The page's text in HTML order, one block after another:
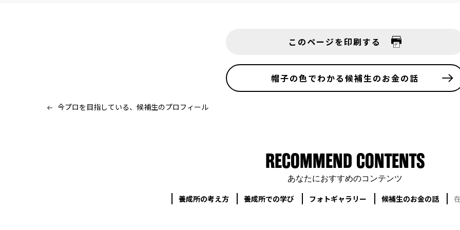
このページを印刷する
帽子の色でわかる候補生のお金の話
今プロを目指している、候補生のプロフィール
RECOMMEND CONTENTS
あなたにおすすめのコンテンツ
養成所の考え方 養成所での学び フォトギャラリー 候補生のお金の話